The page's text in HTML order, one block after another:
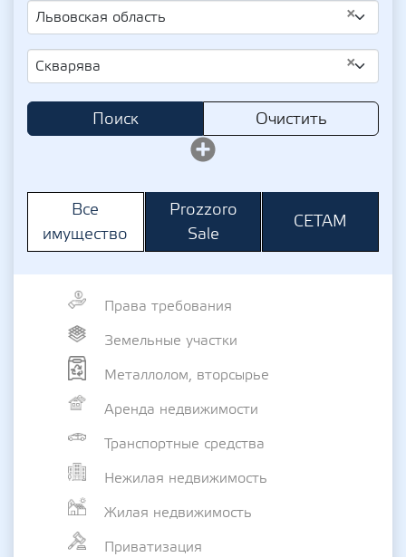
×
Львовская область
×
Скварява
Поиск Очистить
Все
имущество
Prozzoro
Sale
СЕТАМ
Права требования
Земельные участки
Металлолом, вторсырье
Аренда недвижимости
Транспортные средства
Нежилая недвижимость
Жилая недвижимость
Приватизация